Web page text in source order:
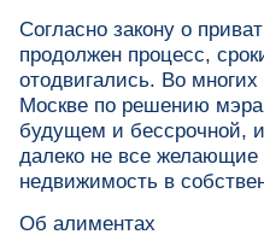
Согласно закону о
продолжен процесс,
отодвигались. Во
Москве по решению
будущем и бессрочной,
далеко не все
недвижимость в
Об алиментах